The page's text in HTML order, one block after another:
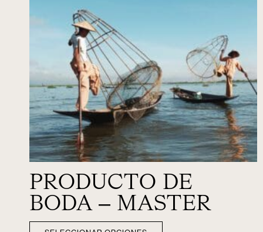
PRODUCTO DE
BODA – MASTER